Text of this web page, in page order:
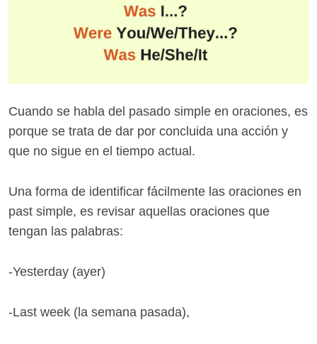
Cuando se habla del pasado simple en oraciones, es
porque se trata de dar por concluida una acción y
que no sigue en el tiempo actual.
Una forma de identificar fácilmente las oraciones en
past simple, es revisar aquellas oraciones que
tengan las palabras:
-Yesterday (ayer)
-Last week (la semana pasada),